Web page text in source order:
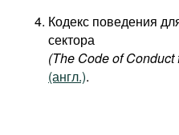
Кодекс поведения
сектора
(The Code of
(англ.).